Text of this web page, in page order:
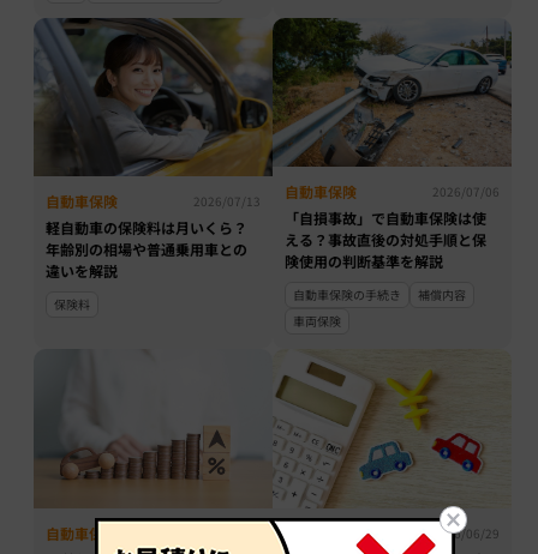
自動車保険 2026/07/13
軽自動車の保険料は月いくら？
年齢別の相場や普通乗用車との
違いを解説
保険料
自動車保険 2026/07/06
「自損事故」で自動車保険は使
える？事故直後の対処手順と保
険使用の判断基準を解説
自動車保険の手続き
補償内容
車両保険
自動車保険 2026/06/29